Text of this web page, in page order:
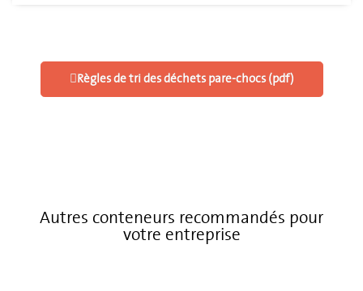
Règles de tri des déchets pare-chocs (pdf)
Autres conteneurs recommandés pour
votre entreprise